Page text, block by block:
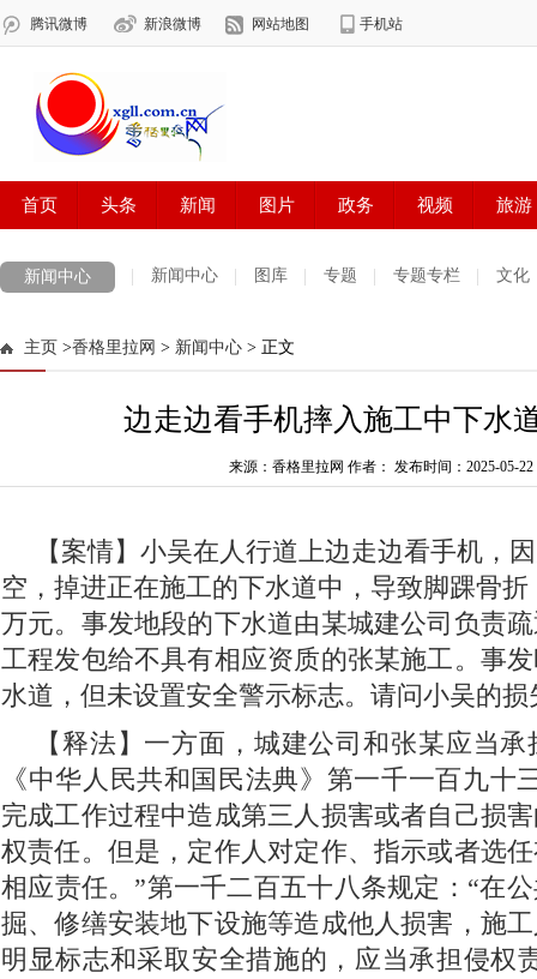
新闻中心 新闻中心 图库 专题 专题专栏 文化
法治迪庆
主页 >香格里拉网 > 新闻中心 > 正文
边走边看手机摔入施工中下水
来源：香格里拉网 作者： 发布时间：2025-05-22
【案情】小吴在人行道上边走边看手机，
空，掉进正在施工的下水道中，导致脚踝骨
万元。事发地段的下水道由某城建公司负责
工程发包给不具有相应资质的张某施工。事
水道，但未设置安全警示标志。请问小吴的
【释法】一方面，城建公司和张某应当
《中华人民共和国民法典》第一千一百九十
完成工作过程中造成第三人损害或者自己损
权责任。但是，定作人对定作、指示或者选
相应责任。”第一千二百五十八条规定：“在
掘、修缮安装地下设施等造成他人损害，施
明显标志和采取安全措施的，应当承担侵